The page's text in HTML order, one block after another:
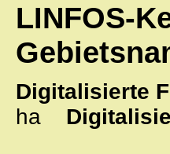
LINFOS-
Digitalisierte
ha